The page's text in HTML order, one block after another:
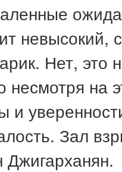
невысокий,
Нет, это
несмотря на
и
Зал